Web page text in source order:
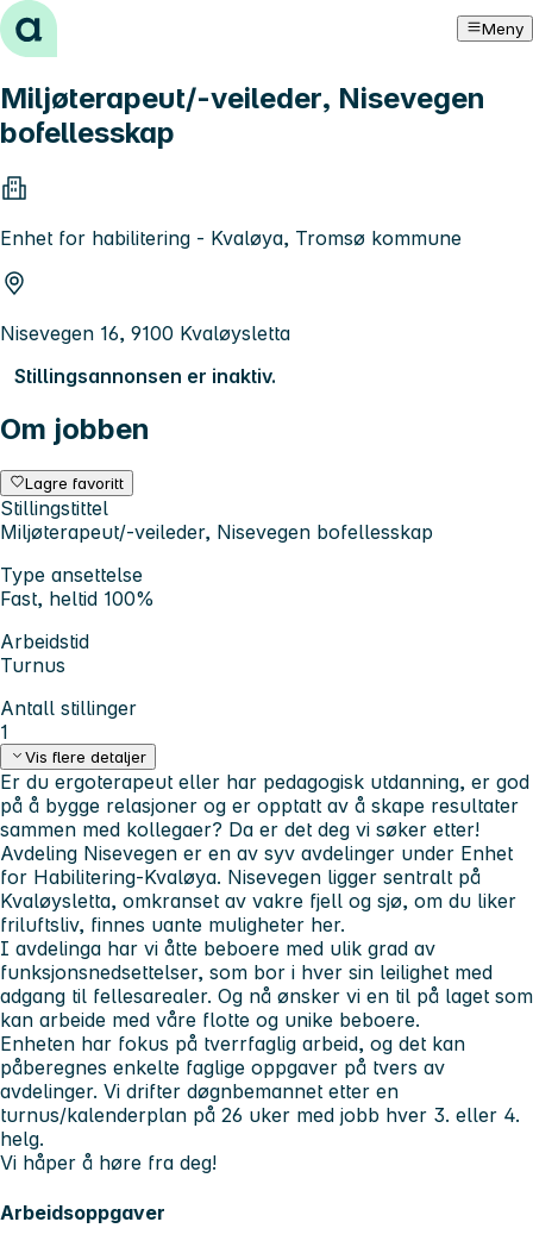
Hopp til innhold Meny
Miljøterapeut/-veileder, Nisevegen
bofellesskap
Enhet for habilitering - Kvaløya, Tromsø kommune
Nisevegen 16, 9100 Kvaløysletta
Stillingsannonsen er inaktiv.
Om jobben
Lagre favoritt
Stillingstittel
Miljøterapeut/-veileder, Nisevegen bofellesskap
Type ansettelse
Fast, heltid 100%
Arbeidstid
Turnus
Antall stillinger
1
Vis flere detaljer
Er du ergoterapeut eller har pedagogisk utdanning, er god
på å bygge relasjoner og er opptatt av å skape resultater
sammen med kollegaer? Da er det deg vi søker etter!
Avdeling Nisevegen er en av syv avdelinger under Enhet
for Habilitering-Kvaløya. Nisevegen ligger sentralt på
Kvaløysletta, omkranset av vakre fjell og sjø, om du liker
friluftsliv, finnes uante muligheter her.
I avdelinga har vi åtte beboere med ulik grad av
funksjonsnedsettelser, som bor i hver sin leilighet med
adgang til fellesarealer. Og nå ønsker vi en til på laget som
kan arbeide med våre flotte og unike beboere.
Enheten har fokus på tverrfaglig arbeid, og det kan
påberegnes enkelte faglige oppgaver på tvers av
avdelinger. Vi drifter døgnbemannet etter en
turnus/kalenderplan på 26 uker med jobb hver 3. eller 4.
helg.
Vi håper å høre fra deg!
Arbeidsoppgaver